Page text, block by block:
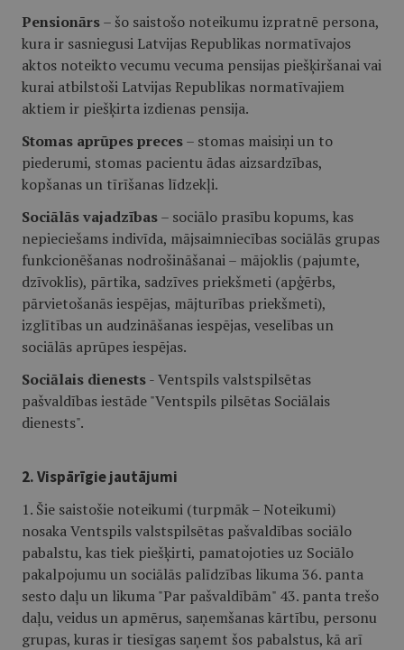
Pensionārs– šo saistošo noteikumu izpratnē persona,
kura ir sasniegusi Latvijas Republikas normatīvajos
aktos noteikto vecumu vecuma pensijas piešķiršanai vai
kurai atbilstoši Latvijas Republikas normatīvajiem
aktiem ir piešķirta izdienas pensija.
Stomas aprūpes preces– stomas maisiņi un to
piederumi, stomas pacientu ādas aizsardzības,
kopšanas un tīrīšanas līdzekļi.
Sociālās vajadzības– sociālo prasību kopums, kas
nepieciešams indivīda, mājsaimniecības sociālās grupas
funkcionēšanas nodrošināšanai – mājoklis (pajumte,
dzīvoklis), pārtika, sadzīves priekšmeti (apģērbs,
pārvietošanās iespējas, mājturības priekšmeti),
izglītības un audzināšanas iespējas, veselības un
sociālās aprūpes iespējas.
Sociālais dienests- Ventspils valstspilsētas
pašvaldības iestāde "Ventspils pilsētas Sociālais
dienests".
2. Vispārīgie jautājumi
1. Šie saistošie noteikumi (turpmāk – Noteikumi)
nosaka Ventspils valstspilsētas pašvaldības sociālo
pabalstu, kas tiek piešķirti, pamatojoties uz Sociālo
pakalpojumu un sociālās palīdzības likuma 36. panta
sesto daļu un likuma "Par pašvaldībām" 43. panta trešo
daļu, veidus un apmērus, saņemšanas kārtību, personu
grupas, kuras ir tiesīgas saņemt šos pabalstus, kā arī